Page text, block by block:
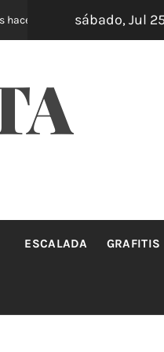
Oveja Negra: el
sábado, Jul
ESCALADA GRAFITIS